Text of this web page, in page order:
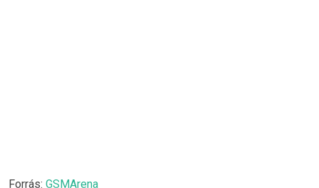
Forrás: GSMArena